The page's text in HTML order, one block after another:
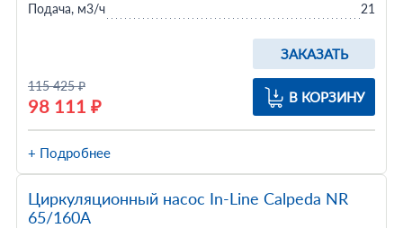
115 425 ₽
98 111 ₽
ЗАКАЗАТЬ
В КОРЗИНУ
Подача, м3/ч 21
+ Подробнее
Циркуляционный насос In-Line Calpeda NR
65/160A